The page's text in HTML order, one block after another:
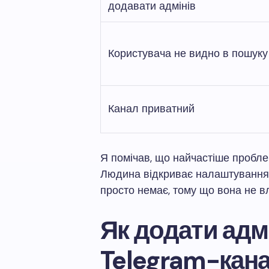
додавати адмінів
Користувача не видно в пошуку
Канал приватний
Я помічав, що найчастіше
Людина відкриває
просто немає, тому що вона не
Як додати
Telegram-